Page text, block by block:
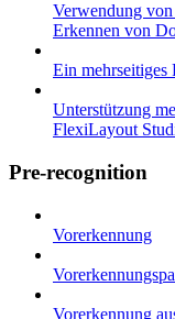
Verwendung
Erkennen von
Ein
Unterstützung
FlexiLayout
Pre-recognition
Vorerkennung
Vorerkennung